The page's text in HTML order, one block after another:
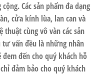
Các sản phẩm đa dạng
cửa kính lùa, lan can và
cùng vô vàn các sản
vấn đều là những nhân
đến cho quý khách hỗ
đảm bảo cho quý khách